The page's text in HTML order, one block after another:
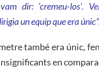
dir: ‘cremeu-los’.
un equip que era
també era únic,
en